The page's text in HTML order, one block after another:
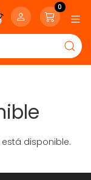
0
disponible.